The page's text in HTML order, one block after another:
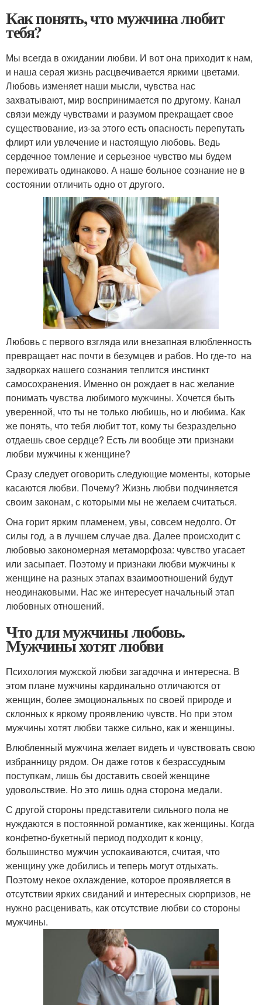
Как понять, что мужчина любит
тебя?
Мы всегда в ожидании любви. И вот она приходит к нам,
и наша серая жизнь расцвечивается яркими цветами.
Любовь изменяет наши мысли, чувства нас
захватывают, мир воспринимается по другому. Канал
связи между чувствами и разумом прекращает свое
существование, из-за этого есть опасность перепутать
флирт или увлечение и настоящую любовь. Ведь
сердечное томление и серьезное чувство мы будем
переживать одинаково. А наше больное сознание не в
состоянии отличить одно от другого.
Любовь с первого взгляда или внезапная влюбленность
превращает нас почти в безумцев и рабов. Но где-то на
задворках нашего сознания теплится инстинкт
самосохранения. Именно он рождает в нас желание
понимать чувства любимого мужчины. Хочется быть
уверенной, что ты не только любишь, но и любима. Как
же понять, что тебя любит тот, кому ты безраздельно
отдаешь свое сердце? Есть ли вообще эти признаки
любви мужчины к женщине?
Сразу следует оговорить следующие моменты, которые
касаются любви. Почему? Жизнь любви подчиняется
своим законам, с которыми мы не желаем считаться.
Она горит ярким пламенем, увы, совсем недолго. От
силы год, а в лучшем случае два. Далее происходит с
любовью закономерная метаморфоза: чувство угасает
или засыпает. Поэтому и признаки любви мужчины к
женщине на разных этапах взаимоотношений будут
неодинаковыми. Нас же интересует начальный этап
любовных отношений.
Что для мужчины любовь.
Мужчины хотят любви
Психология мужской любви загадочна и интересна. В
этом плане мужчины кардинально отличаются от
женщин, более эмоциональных по своей природе и
склонных к яркому проявлению чувств. Но при этом
мужчины хотят любви также сильно, как и женщины.
Влюбленный мужчина желает видеть и чувствовать свою
избранницу рядом. Он даже готов к безрассудным
поступкам, лишь бы доставить своей женщине
удовольствие. Но это лишь одна сторона медали.
С другой стороны представители сильного пола не
нуждаются в постоянной романтике, как женщины. Когда
конфетно-букетный период подходит к концу,
большинство мужчин успокаиваются, считая, что
женщину уже добились и теперь могут отдыхать.
Поэтому некое охлаждение, которое проявляется в
отсутствии ярких свиданий и интересных сюрпризов, не
нужно расценивать, как отсутствие любви со стороны
мужчины.